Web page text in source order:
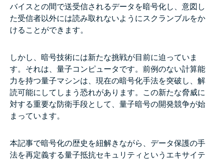
バイスとの間で送受信されるデータを暗号化し、意図し
た受信者以外には読み取れないようにスクランブルをか
けることができます。
しかし、暗号技術には新たな挑戦が目前に迫っていま
す。それは、量子コンピュータです。前例のない計算能
力を持つ量子マシンは、現在の暗号化手法を突破し、解
読可能にしてしまう恐れがあります。この新たな脅威に
対する重要な防衛手段として、量子暗号の開発競争が始
まっています。
本記事で暗号化の歴史を紐解きながら、データ保護の手
法を再定義する量子抵抗セキュリティというエキサイテ